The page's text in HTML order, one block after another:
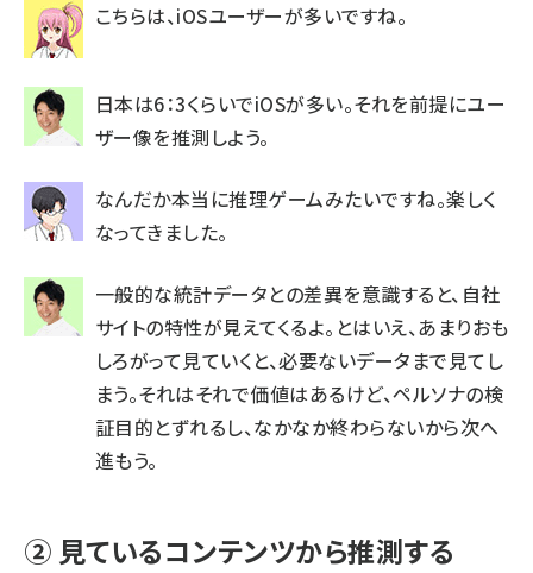
こちらは、iOSユーザーが多いですね。
日本は6：3くらいでiOSが多い。それを前提にユー
ザー像を推測しよう。
なんだか本当に推理ゲームみたいですね。楽しく
なってきました。
一般的な統計データとの差異を意識すると、自社
サイトの特性が見えてくるよ。とはいえ、あまりおも
しろがって見ていくと、必要ないデータまで見てし
まう。それはそれで価値はあるけど、ペルソナの検
証目的とずれるし、なかなか終わらないから次へ
進もう。
② 見ているコンテンツから推測する